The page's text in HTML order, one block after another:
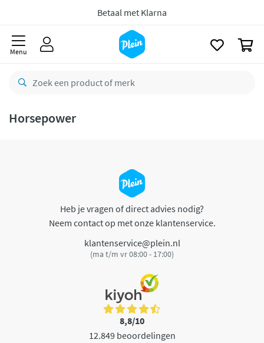
Betaal met Klarna
Menu
Horsepower
Heb je vragen of direct advies nodig?
Neem contact op met onze klantenservice.
klantenservice@plein.nl
(ma t/m vr 08:00 - 17:00)
8,8/10
12.849 beoordelingen